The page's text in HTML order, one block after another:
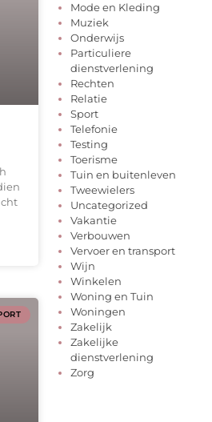
Mode en Kleding
Muziek
Onderwijs
Particuliere
dienstverlening
Rechten
Relatie
Sport
Telefonie
Testing
Toerisme
Tuin en buitenleven
Tweewielers
Uncategorized
Vakantie
Verbouwen
Vervoer en transport
Wijn
Winkelen
Woning en Tuin
Woningen
Zakelijk
Zakelijke
dienstverlening
Zorg